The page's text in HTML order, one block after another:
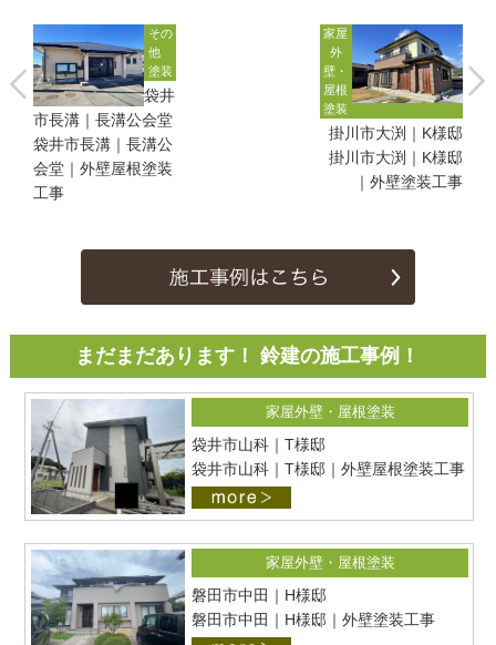
その
他
塗装
袋井
市長溝｜長溝公会堂
袋井市長溝｜長溝公
会堂｜外壁屋根塗装
工事
家屋
外
壁・
屋根
塗装
掛川市大渕｜K様邸
掛川市大渕｜K様邸
｜外壁塗装工事
まだまだあります！ 鈴建の施工事例！
家屋外壁・屋根塗装
袋井市山科｜T様邸
袋井市山科｜T様邸｜外壁屋根塗装工事
家屋外壁・屋根塗装
磐田市中田｜H様邸
磐田市中田｜H様邸｜外壁塗装工事